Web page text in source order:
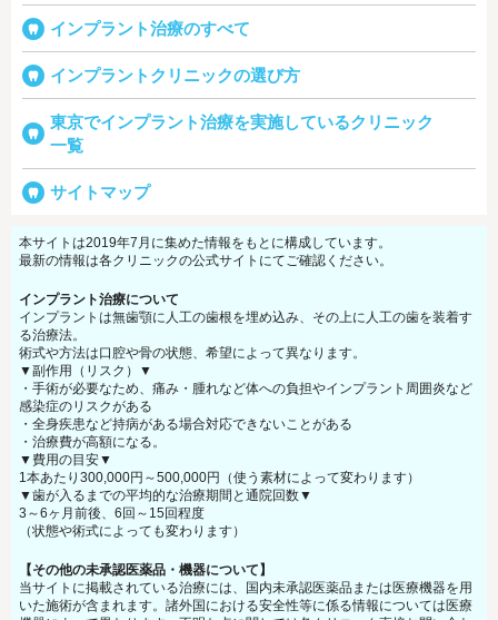
インプラント治療のすべて
インプラントクリニックの選び方
東京でインプラント治療を実施しているクリニック
一覧
サイトマップ
本サイトは2019年7月に集めた情報をもとに構成しています。
最新の情報は各クリニックの公式サイトにてご確認ください。
インプラント治療について
インプラントは無歯顎に人工の歯根を埋め込み、その上に人工の歯を装着す
る治療法。
術式や方法は口腔や骨の状態、希望によって異なります。
▼副作用（リスク）▼
・手術が必要なため、痛み・腫れなど体への負担やインプラント周囲炎など
感染症のリスクがある
・全身疾患など持病がある場合対応できないことがある
・治療費が高額になる。
▼費用の目安▼
1本あたり300,000円～500,000円（使う素材によって変わります）
▼歯が入るまでの平均的な治療期間と通院回数▼
3～6ヶ月前後、6回～15回程度
（状態や術式によっても変わります）
【その他の未承認医薬品・機器について】
当サイトに掲載されている治療には、国内未承認医薬品または医療機器を用
いた施術が含まれます。諸外国における安全性等に係る情報については医療